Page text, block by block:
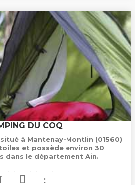
DU COQ
à Mantenay-Montlin (01560)
et possède environ 30
dans le département Ain.